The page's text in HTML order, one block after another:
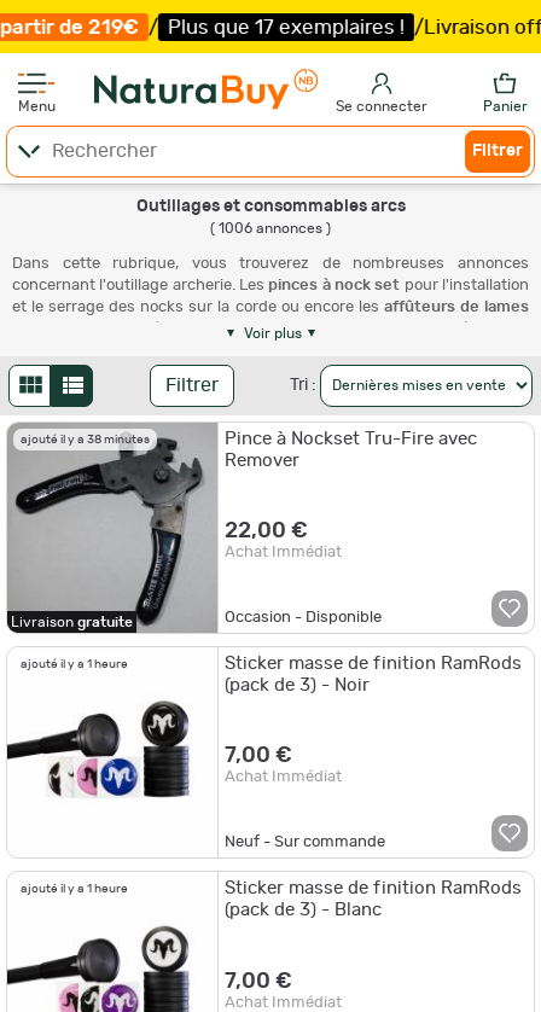
Plus que 17 exemplaires ! /Livraison offerte et
Menu Se connecter Panier
Filtrer
Outillages et consommables arcs
( 1006 annonces )
Dans cette rubrique, vous trouverez de nombreuses annonces
concernant l'outillage archerie. Les pinces à nock set pour l'installation
et le serrage des nocks sur la corde ou encore les affûteursde lames
pour que ces dernières gardent un bon tranchant. Pour la réalisation
d'un
métier à corde
et autres accessoires afin de s'assurer de la
réussite de sa fabrication de corde. Pour effectuer un bon serrage des
équipements de l'arcou son montage, certains kits de clés sont
proposés et regroupent les tailles de clés les plus utilisées en archerie.
D'autres accessoires enneufou d'occasion
afin de satisfaire au mieux la communauté d'archers.
Voir plus
Filtrer Tri :
ajouté il y a 38 minutes
Livraison gratuite
Pince à Nockset Tru-Fire avec
Remover
22,00 €
Achat Immédiat
Occasion - Disponible
ajouté il y a 1 heure
Sticker masse de finition RamRods
(pack de 3) - Noir
7,00 €
Achat Immédiat
Neuf - Sur commande
ajouté il y a 1 heure
Sticker masse de finition RamRods
(pack de 3) - Blanc
7,00 €
Achat Immédiat